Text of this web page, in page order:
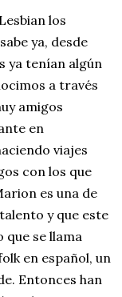
los
ya, desde
ya tenían algún
a través
amigos
en
viajes
con los que
es una de
y que este
que se llama
en español, un
Entonces han